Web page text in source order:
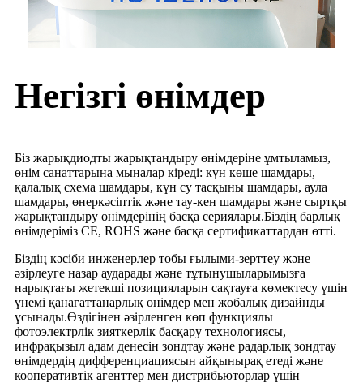
Негізгі өнімдер
Біз жарықдиодты жарықтандыру өнімдеріне ұмтыламыз,
өнім санаттарына мыналар кіреді: күн көше шамдары,
қалалық схема шамдары, күн су тасқыны шамдары, аула
шамдары, өнеркәсіптік және тау-кен шамдары және сыртқы
жарықтандыру өнімдерінің басқа сериялары.Біздің барлық
өнімдеріміз CE, ROHS және басқа сертификаттардан өтті.
Біздің кәсіби инженерлер тобы ғылыми-зерттеу және
әзірлеуге назар аударады және тұтынушыларымызға
нарықтағы жетекші позицияларын сақтауға көмектесу үшін
үнемі қанағаттанарлық өнімдер мен жобалық дизайнды
ұсынады.Өздігінен әзірленген көп функциялы
фотоэлектрлік зияткерлік басқару технологиясы,
инфрақызыл адам денесін зондтау және радарлық зондтау
өнімдердің дифференциациясын айқынырақ етеді және
кооперативтік агенттер мен дистрибьюторлар үшін